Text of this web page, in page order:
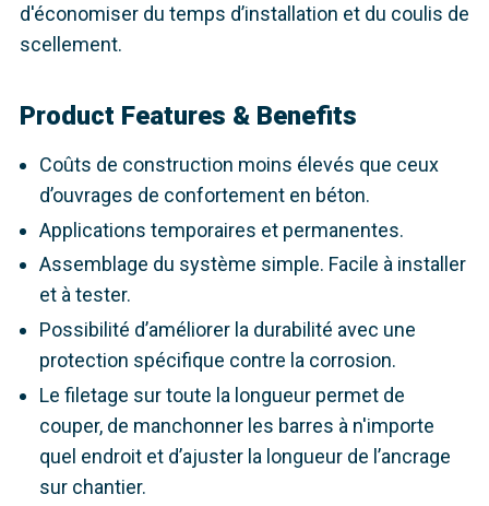
d'économiser du temps d’installation et du coulis de
scellement.
Product Features & Benefits
Coûts de construction moins élevés que ceux
d’ouvrages de confortement en béton.
Applications temporaires et permanentes.
Assemblage du système simple. Facile à installer
et à tester.
Possibilité d’améliorer la durabilité avec une
protection spécifique contre la corrosion.
Le filetage sur toute la longueur permet de
couper, de manchonner les barres à n'importe
quel endroit et d’ajuster la longueur de l’ancrage
sur chantier.